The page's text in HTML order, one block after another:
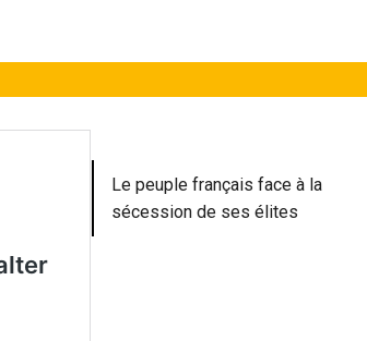
Le peuple français face à la
sécession de ses élites